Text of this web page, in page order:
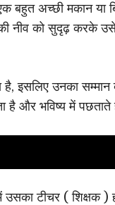
बहुत अच्छी मकान या
की नीव को सुदृढ़
है, इसलिए उनका
है और भविष्य में
टीचर ( शिक्षक )